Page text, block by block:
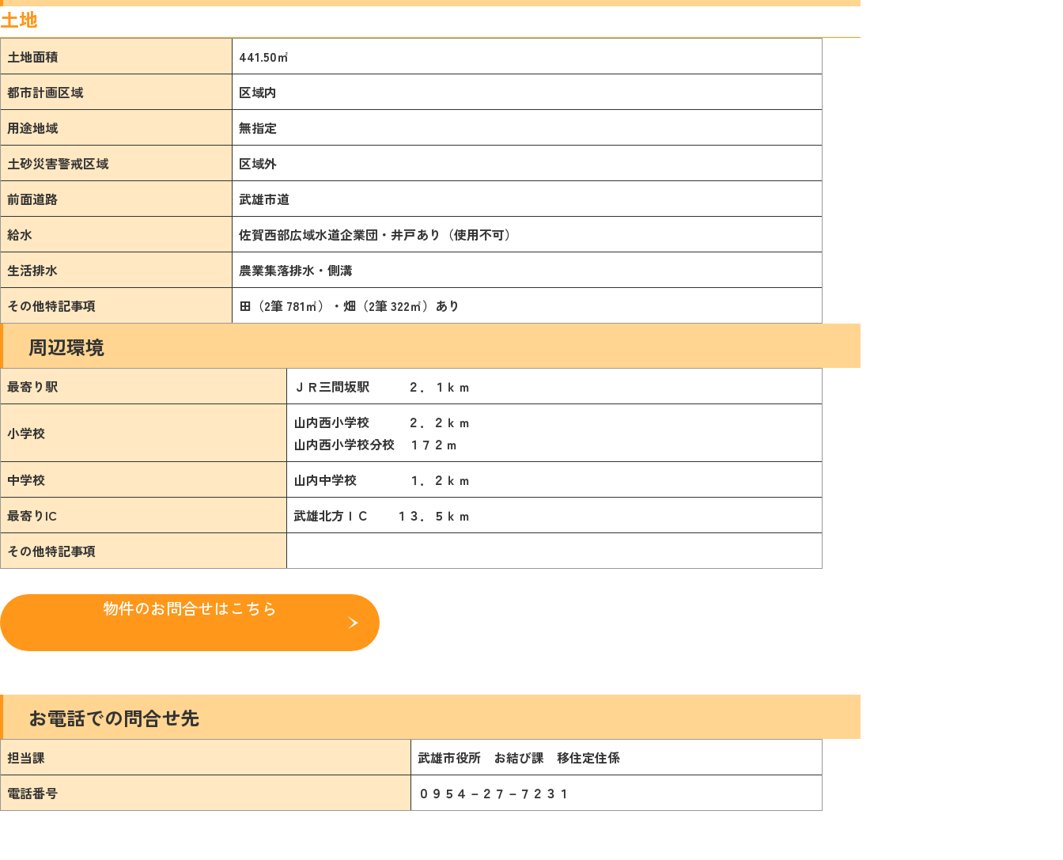
閉じる
土地
土地面積
441.50㎡
都市計画区域
区域内
用途地域
無指定
土砂災害警戒区域
区域外
前面道路
武雄市道
給水
佐賀西部広域水道企業団・井戸あり（使用不可）
生活排水
農業集落排水・側溝
その他特記事項
田（2筆 781㎡）・畑（2筆 322㎡）あり
周辺環境
最寄り駅 ＪＲ三間坂駅 ２．１ｋｍ
小学校
山内西小学校 ２．２ｋｍ
山内西小学校分校 １７２ｍ
中学校
山内中学校 １．２ｋｍ
最寄りIC
武雄北方ＩＣ １３．５ｋｍ
その他特記事項
物件のお問合せはこちら
お電話での問合せ先
担当課
武雄市役所 お結び課 移住定住係
電話番号
０９５４－２ ７－７２３１